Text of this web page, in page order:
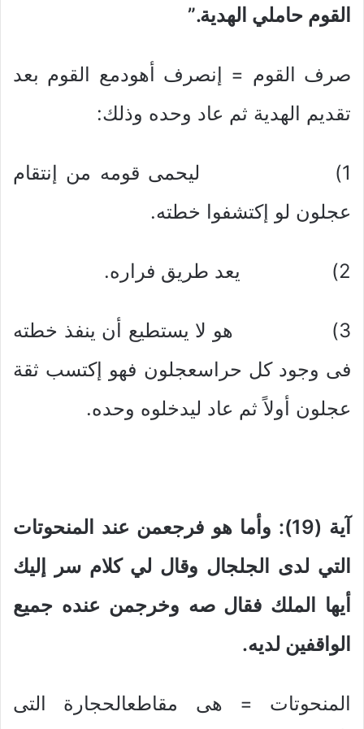
القوم حاملي الهدية.”
صرف القوم = إنصرف أهودمع القوم بعد
تقديم الهدية ثم عاد وحده وذلك:
1) ليحمى قومه من إنتقام
عجلون لو إكتشفوا خطته.
2) يعد طريق فراره.
3) هو لا يستطيع أن ينفذ خطته
فى وجود كل حراسعجلون فهو إكتسب ثقة
عجلون أولاً ثم عاد ليدخلوه وحده.
آية (19): وأما هو فرجعمن عند المنحوتات
التي لدى الجلجال وقال لي كلام سر إليك
أيها الملك فقال صه وخرجمن عنده جميع
الواقفين لديه.
المنحوتات = هى مقاطعالحجارة التى